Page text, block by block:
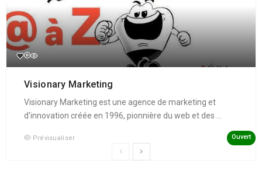
Visionary Marketing
Visionary Marketing est une agence de marketing et
d'innovation créée en 1996, pionnière du web et des ...
Prévisualiser Ouvert